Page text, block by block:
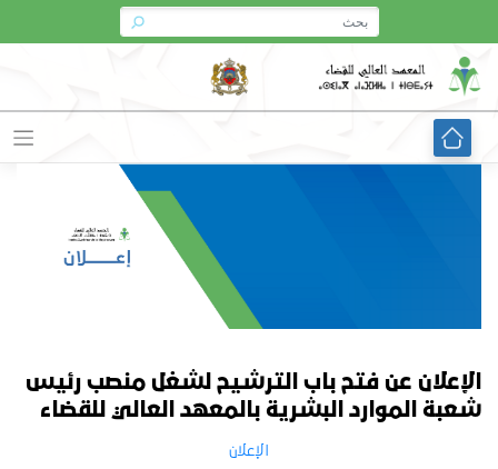
content
الإعلان عن فتح باب الترشيح لشغل منصب رئيس
شعبة الموارد البشرية بالمعهد العالي للقضاء
الإعلان